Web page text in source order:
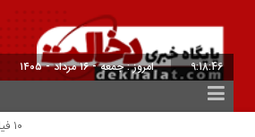
9:18:46 امروز : جمعه - ۱۶ مرداد - ۱۴۰۵
۱۰ فیلم هالیوودی که ارزش دیدن دارند | شاهکارهایی که نباید از دست بدهید